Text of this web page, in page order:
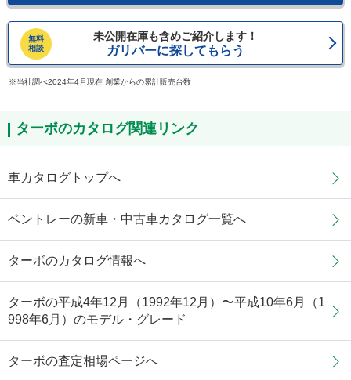
無料
相談
未公開在庫も含めご紹介します！
ガリバーに探してもらう
当社調べ2024年4月現在 創業からの累計販売台数
ターボのカタログ関連リンク
車カタログトップへ
ベントレーの新車・中古車カタログ一覧へ
ターボのカタログ情報へ
ターボの平成4年12月（1992年12月）〜平成10年6月（1
998年6月）のモデル・グレード
ターボの査定相場ページへ